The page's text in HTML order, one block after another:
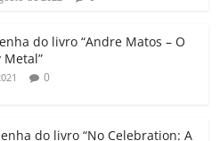
o
do livro “Andre Matos – O
Metal”
0
do livro “No Celebration: A